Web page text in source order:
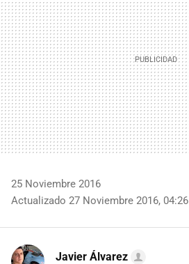
25 Noviembre 2016
Actualizado 27 Noviembre 2016, 04:26
Javier Álvarez